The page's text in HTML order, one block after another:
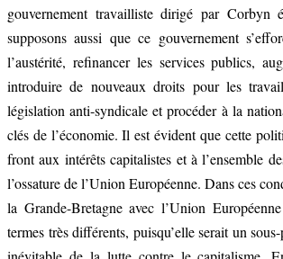
gouvernement travailliste dirigé par Corbyn
supposons aussi que ce gouvernement
l’austérité, refinancer les services publics,
introduire de nouveaux droits pour les
législation anti-syndicale et procéder à la
clés de l’économie. Il est évident que cette
front aux intérêts capitalistes et à l’ensemble
l’ossature de l’Union Européenne. Dans ces
la Grande-Bretagne avec l’Union
termes très différents, puisqu’elle serait un